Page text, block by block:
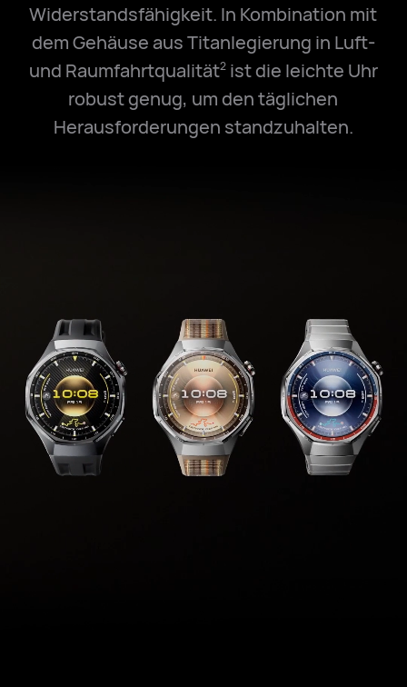
Widerstandsfähigkeit. In Kombination mit
dem Gehäuse aus Titanlegierung in Luft-
und Raumfahrtqualität2ist die leichte Uhr
robust genug, um den täglichen
Herausforderungen standzuhalten.